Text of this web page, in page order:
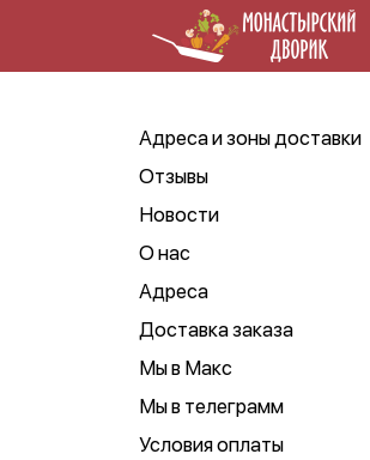
Адреса и зоны доставки
Отзывы
Новости
О нас
Адреса
Доставка заказа
Мы в Макс
Мы в телеграмм
Условия оплаты